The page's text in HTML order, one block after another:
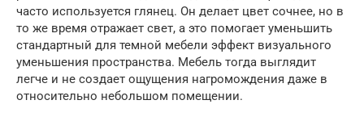
часто используется глянец. Он делает цвет сочнее, но в
то же время отражает свет, а это помогает уменьшить
стандартный для темной мебели эффект визуального
уменьшения пространства. Мебель тогда выглядит
легче и не создает ощущения нагромождения даже в
относительно небольшом помещении.